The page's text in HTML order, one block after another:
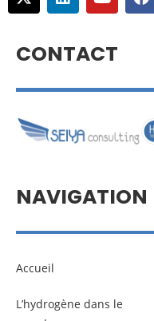
CONTACT
NAVIGATION
Accueil
L’hydrogène dans le